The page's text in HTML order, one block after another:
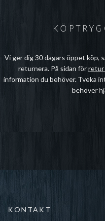
Vi ger dig 30 dagars öppet köp,
returnera. På sidan förretur
information du behöver. Tveka
behöver
KONTAKT